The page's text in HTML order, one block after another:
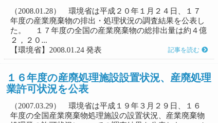
（2008.01.28） 環境省は平成２０年１月２４日、１７
年度の産業廃棄物の排出・処理状況の調査結果を公表し
た。 １７年度の全国の産業廃棄物の総排出量は約４億
２，２０...
【環境省】2008.01.24 発表
記事を読む
１６年度の産廃処理施設設置状況、産廃処理
業許可状況を公表
（2007.03.29） 環境省は平成１９年３月２９日、１６
年度の全国産業廃棄物処理施設の設置状況、産業廃棄物